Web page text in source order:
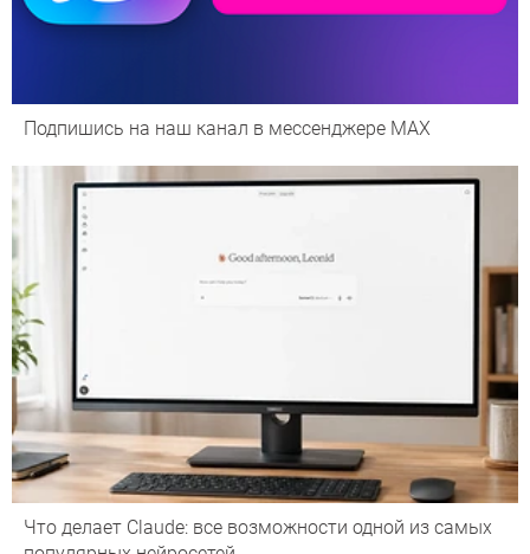
Подпишись на наш канал в мессенджере МАХ
Что делает Сlaude: все возможности одной из самых